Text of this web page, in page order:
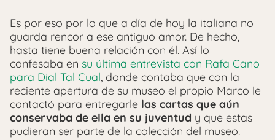
Es por eso por lo que a día de hoy la italiana no
guarda rencor a ese antiguo amor. De hecho,
hasta tiene buena relación con él. Así lo
confesaba en su última entrevista con Rafa Cano
para Dial Tal Cual, donde contaba que con la
reciente apertura de su museo el propio Marco le
contactó para entregarle las cartas que aún
conservaba de ella en su juventud y que estas
pudieran ser parte de la colección del museo.